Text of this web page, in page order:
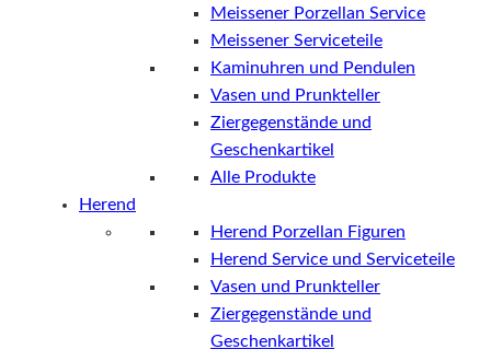
Meissener Porzellan Service
Meissener Serviceteile
Kaminuhren und Pendulen
Vasen und Prunkteller
Ziergegenstände und
Geschenkartikel
Alle Produkte
Herend
Herend Porzellan Figuren
Herend Service und Serviceteile
Vasen und Prunkteller
Ziergegenstände und
Geschenkartikel